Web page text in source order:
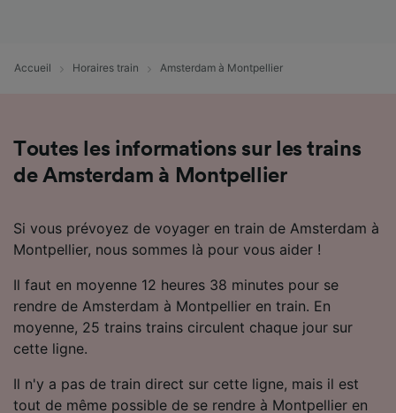
Accueil Horaires train Amsterdam à Montpellier
Toutes les informations sur les trains
de Amsterdam à Montpellier
Si vous prévoyez de voyager en train de Amsterdam à
Montpellier, nous sommes là pour vous aider !
Il faut en moyenne 12 heures 38 minutes pour se
rendre de Amsterdam à Montpellier en train. En
moyenne, 25 trains trains circulent chaque jour sur
cette ligne.
Il n'y a pas de train direct sur cette ligne, mais il est
tout de même possible de se rendre à Montpellier en